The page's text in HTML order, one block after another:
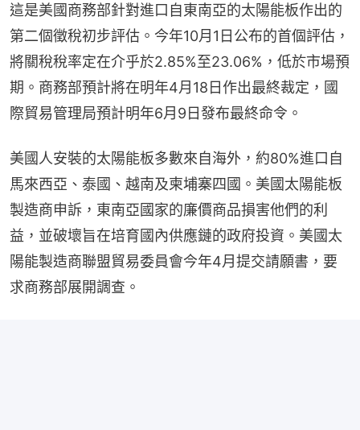
這是美國商務部針對進口自東南亞的太陽能板作出的
第二個徵稅初步評估。今年10月1日公布的首個評估，
將關稅稅率定在介乎於2.85%至23.06%，低於市場預
期。商務部預計將在明年4月18日作出最終裁定，國
際貿易管理局預計明年6月9日發布最終命令。
美國人安裝的太陽能板多數來自海外，約80%進口自
馬來西亞、泰國、越南及柬埔寨四國。美國太陽能板
製造商申訴，東南亞國家的廉價商品損害他們的利
益，並破壞旨在培育國內供應鏈的政府投資。美國太
陽能製造商聯盟貿易委員會今年4月提交請願書，要
求商務部展開調查。